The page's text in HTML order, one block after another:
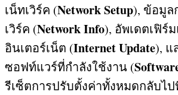
เน็ทเวิร์ค (Network Setup), ข้อมูล
เวิร์ค (Network Info), อัพเดตเฟิร์
อินเตอร์เน็ต (Internet Update), แ
ซอฟท์แวร์ที่กำลังใช้งาน (
รีเซ็ตการปรับตั้งค่าทั้งหมดกลับไ